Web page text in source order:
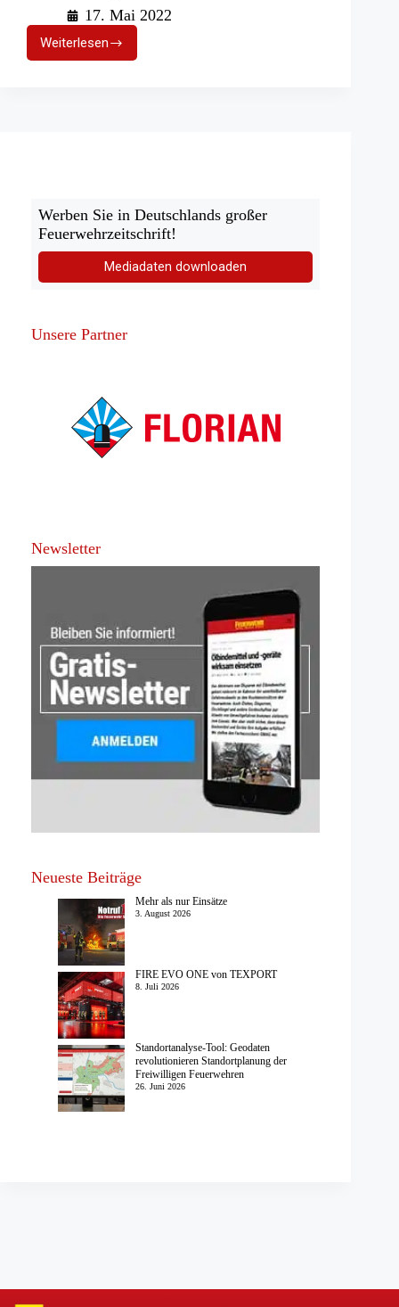
17. Mai 2022
WeiterlesenBesondere
Übung:
Werben Sie in Deutschlands großer
Feuerwehrzeitschrift!
Mediadaten downloaden
Unsere Partner
Newsletter
Neueste Beiträge
Mehr als nur Einsätze
3. August 2026
FIRE EVO ONE von TEXPORT
8. Juli 2026
Standortanalyse-Tool: Geodaten
revolutionieren Standortplanung der
Freiwilligen Feuerwehren
26. Juni 2026